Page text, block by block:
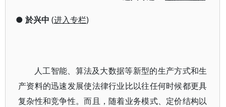
● 於兴中 (进入专栏)
人工智能、算法及大数据等新型的生产方式和生
产资料的迅速发展使法律行业比以往任何时候都更具
复杂性和竞争性。而且，随着业务模式、定价结构以